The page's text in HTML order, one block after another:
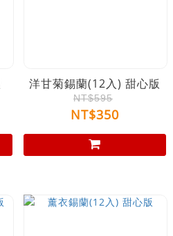
洋甘菊錫蘭(12入) 甜心版
NT$595
NT$350